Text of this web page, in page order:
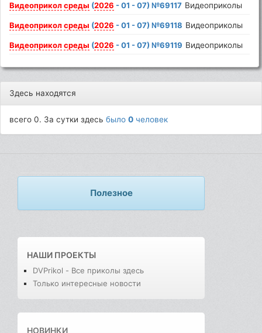
Видеоприкол среды (2026 - 01 - 07) №69117 Видеоприколы
Видеоприкол среды (2026 - 01 - 07) №69118 Видеоприколы
Видеоприкол среды (2026 - 01 - 07) №69119 Видеоприколы
Здесь находятся
всего 0. За сутки здесьбыло0 человек
Полезное
НАШИ ПРОЕКТЫ
DVPrikol - Все приколы здесь
Только интересные новости
НОВИНКИ